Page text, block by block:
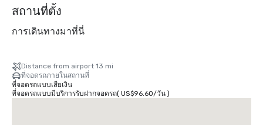
สถานที่ตั้ง
การเดินทางมาที่นี่
Distance from airport 13 mi
ที่จอดรถภายในสถานที่
ที่จอดรถแบบเสียเงิน
ที่จอดรถแบบมีบริการรับฝากจอดรถ( US$96.60/วัน)